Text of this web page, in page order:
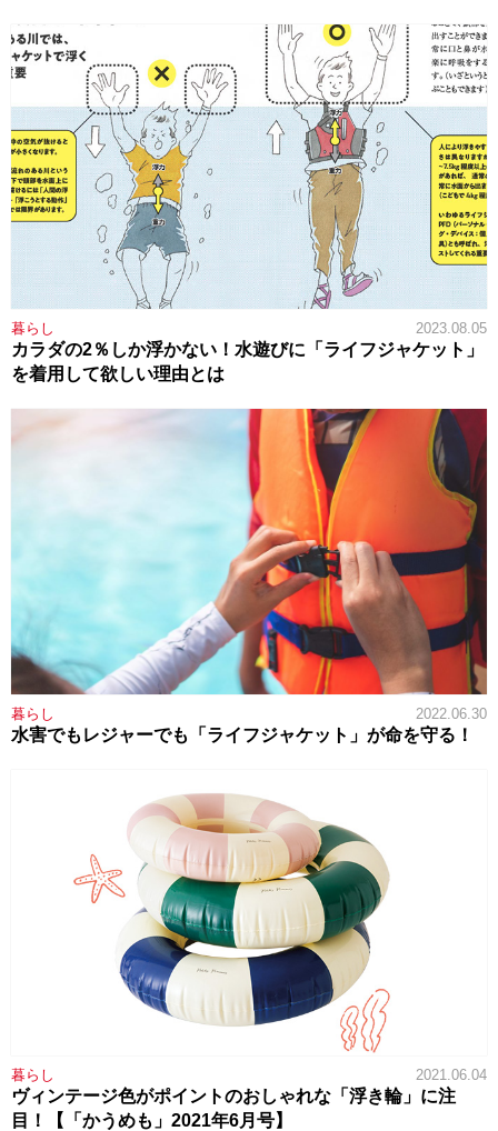
暮らし 2023.08.05
カラダの2％しか浮かない！水遊びに「ライフジャケット」
を着用して欲しい理由とは
暮らし 2022.06.30
水害でもレジャーでも「ライフジャケット」が命を守る！
暮らし 2021.06.04
ヴィンテージ色がポイントのおしゃれな「浮き輪」に注
目！【「かうめも」2021年6月号】